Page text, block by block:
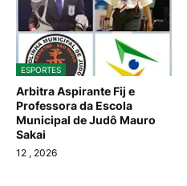
ESPORTES
Arbitra Aspirante Fij e
Professora da Escola
Municipal de Judô Mauro
Sakai
12 , 2026